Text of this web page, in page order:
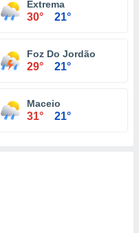
Extrema
30° 21°
Foz Do Jordão
29° 21°
Maceio
31° 21°